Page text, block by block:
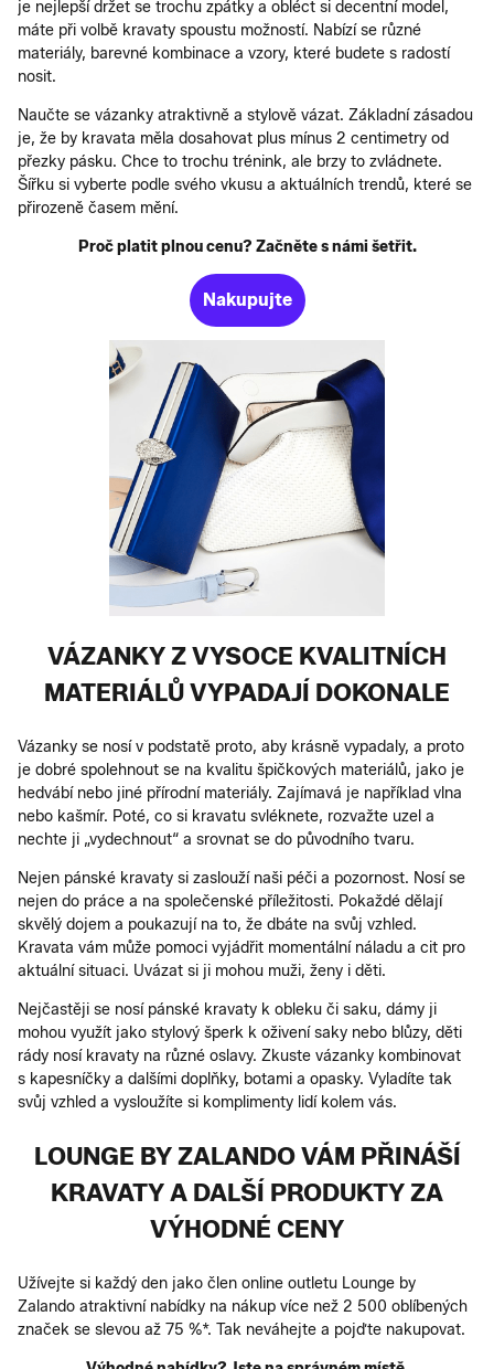
je nejlepší držet se trochu zpátky a obléct si decentní model,
máte při volbě kravaty spoustu možností. Nabízí se různé
materiály, barevné kombinace a vzory, které budete s radostí
nosit.
Naučte se vázanky atraktivně a stylově vázat. Základní zásadou
je, že by kravata měla dosahovat plus mínus 2 centimetry od
přezky pásku. Chce to trochu trénink, ale brzy to zvládnete.
Šířku si vyberte podle svého vkusu a aktuálních trendů, které se
přirozeně časem mění.
Proč platit plnou cenu? Začněte s námi šetřit.
Nakupujte
VÁZANKY Z VYSOCE KVALITNÍCH
MATERIÁLŮ VYPADAJÍ DOKONALE
Vázanky se nosí v podstatě proto, aby krásně vypadaly, a proto
je dobré spolehnout se na kvalitu špičkových materiálů, jako je
hedvábí nebo jiné přírodní materiály. Zajímavá je například vlna
nebo kašmír. Poté, co si kravatu svléknete, rozvažte uzel a
nechte ji „vydechnout“ a srovnat se do původního tvaru.
Nejen pánské kravaty si zaslouží naši péči a pozornost. Nosí se
nejen do práce a na společenské příležitosti. Pokaždé dělají
skvělý dojem a poukazují na to, že dbáte na svůj vzhled.
Kravata vám může pomoci vyjádřit momentální náladu a cit pro
aktuální situaci. Uvázat si ji mohou muži, ženy i děti.
Nejčastěji se nosí pánské kravaty k obleku či saku, dámy ji
mohou využít jako stylový šperk k oživení saky nebo blůzy, děti
rády nosí kravaty na různé oslavy. Zkuste vázanky kombinovat
s kapesníčky a dalšími doplňky, botami a opasky. Vyladíte tak
svůj vzhled a vysloužíte si komplimenty lidí kolem vás.
LOUNGE BY ZALANDO VÁM PŘINÁŠÍ
KRAVATY A DALŠÍ PRODUKTY ZA
VÝHODNÉ CENY
Užívejte si každý den jako člen online outletu Lounge by
Zalando atraktivní nabídky na nákup více než 2 500 oblíbených
značek se slevou až 75 %*. Tak neváhejte a pojďte nakupovat.